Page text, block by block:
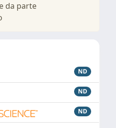
da parte
ND
ND
ND